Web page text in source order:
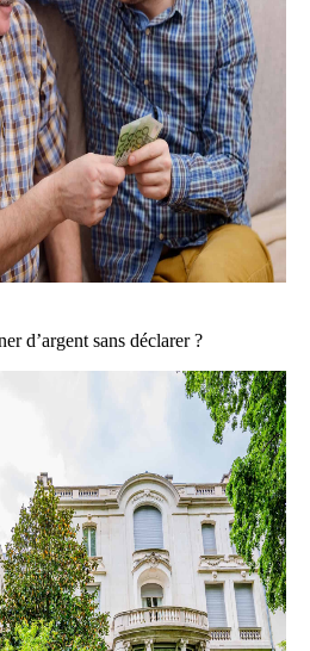
d’argent sans déclarer ?